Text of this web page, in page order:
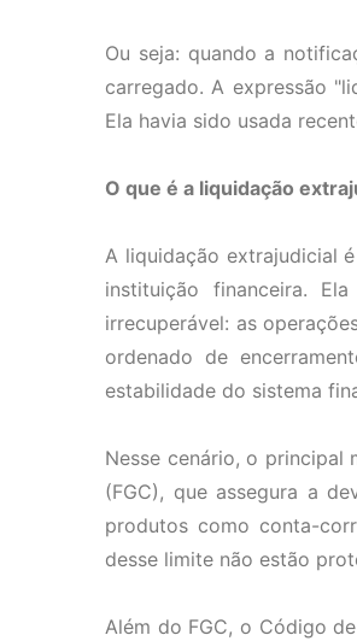
Ou seja: quando a
carregado. A expressão
Ela havia sido usada
O que é a liquidação
A liquidação extrajudicial
instituição financeira.
irrecuperável: as
ordenado de
estabilidade do sistema
Nesse cenário, o principal
(FGC), que assegura a
produtos como conta-
desse limite não estão
Além do FGC, o Código